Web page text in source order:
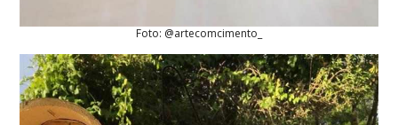
Foto: @artecomcimento_